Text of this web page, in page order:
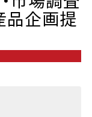
品企画提